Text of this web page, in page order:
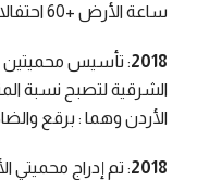
ساعة الأرض +60 احتفالا بالفعالية العالمية ساعة الأرض.
2018: تأسيس محميتين
الأردن وهما : برقع
2018: تم إدراج محميتي